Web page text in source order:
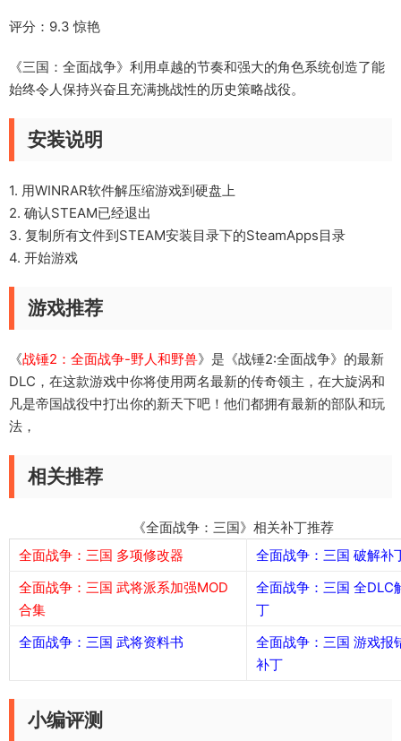
评分：9.3 惊艳
《三国：全面战争》利用卓越的节奏和强大的角色系统创造了能
始终令人保持兴奋且充满挑战性的历史策略战役。
安装说明
1. 用WINRAR软件解压缩游戏到硬盘上
2. 确认STEAM已经退出
3. 复制所有文件到STEAM安装目录下的SteamApps目录
4. 开始游戏
游戏推荐
《战锤2：全面战争-野人和野兽》是《战锤2:全面战争》的最新
DLC，在这款游戏中你将使用两名最新的传奇领主，在大旋涡和
凡是帝国战役中打出你的新天下吧！他们都拥有最新的部队和玩
法，
相关推荐
《全面战争：三国》相关补丁推荐
全面战争：三国 多项修改器
全面战争：三国 破解补
全面战争：三国 武将派系加强MOD
合集
全面战争：三国 全DLC
丁
全面战争：三国 武将资料书
全面战争：三国 游戏报
补丁
小编评测